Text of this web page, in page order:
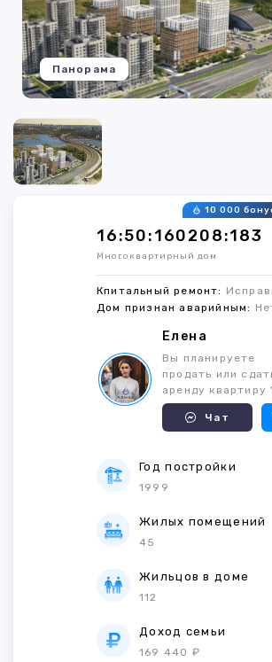
Панорама
16:50:160208:183
10 000
Многоквартирный дом
Кпитальный ремонт:
Дом признан аварийным:
Елена
Вы планируете
продать или
аренду квартиру
Чат
Год постройки
1999
Жилых помещений
45
Жильцов в доме
112
Доход семьи
169 440 ₽